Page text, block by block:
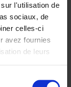
l'utilisation de
sociaux, de
celles-ci
avez fournies
de leurs
256